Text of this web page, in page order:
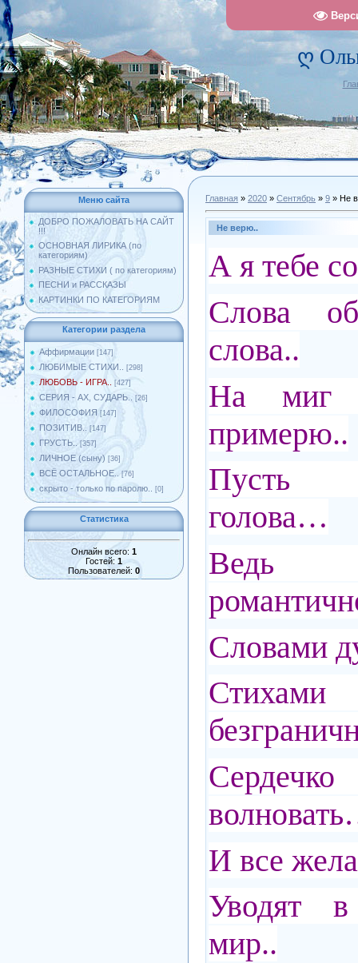
ღ
Меню сайта
ДОБРО ПОЖАЛОВАТЬ НА САЙТ
!!!
ОСНОВНАЯ ЛИРИКА (по
категориям)
РАЗНЫЕ СТИХИ ( по категориям)
ПЕСНИ и РАССКАЗЫ
КАРТИНКИ ПО КАТЕГОРИЯМ
Категории раздела
Аффирмации [147]
ЛЮБИМЫЕ СТИХИ.. [298]
ЛЮБОВЬ - ИГРА.. [427]
СЕРИЯ - АХ, СУДАРЬ.. [26]
ФИЛОСОФИЯ [147]
ПОЗИТИВ.. [147]
ГРУСТЬ.. [357]
ЛИЧНОЕ (сыну) [36]
ВСЁ ОСТАЛЬНОЕ.. [76]
скрыто - только по паролю.. [0]
Статистика
Онлайн всего: 1
Гостей: 1
Пользователей: 0
Главная » 2020 » Сентябрь » 9 » Не
Не верю..
А я тебе
Слова
слова..
На миг
примерю..
Пусть
голова…
Ведь
Словами
И все
Уводят в
мир..